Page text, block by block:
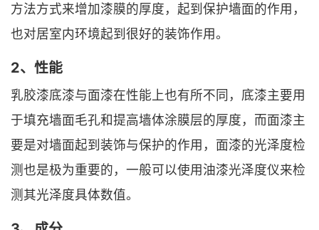
方法方式来增加漆膜的厚度，起到保护墙面的作用，
也对居室内环境起到很好的装饰作用。
2、性能
乳胶漆底漆与面漆在性能上也有所不同，底漆主要用
于填充墙面毛孔和提高墙体涂膜层的厚度，而面漆主
要是对墙面起到装饰与保护的作用，面漆的光泽度检
测也是极为重要的，一般可以使用油漆光泽度仪来检
测其光泽度具体数值。